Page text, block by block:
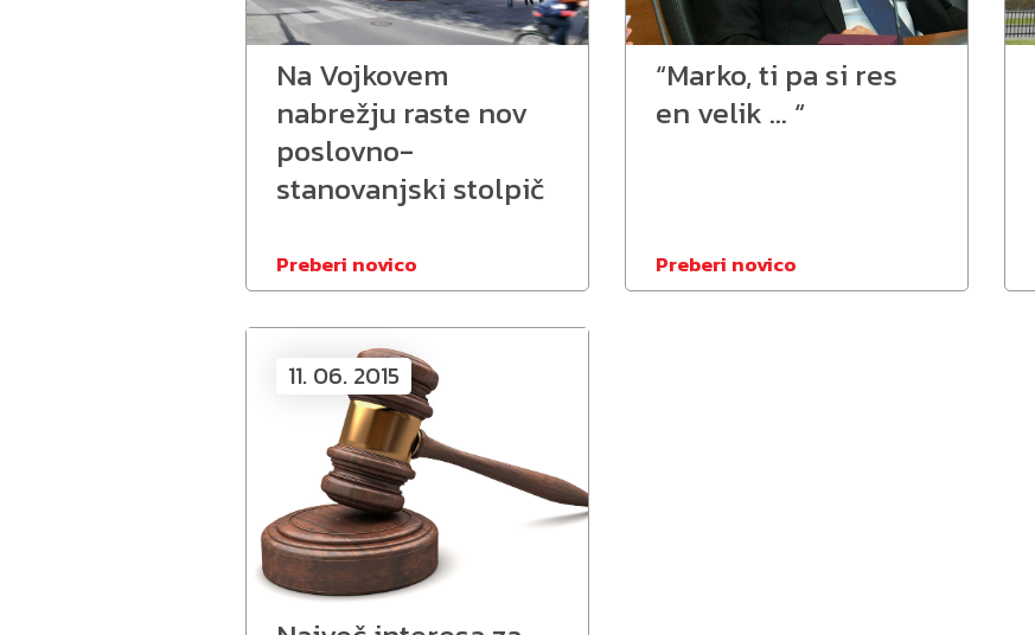
Na Vojkovem
nabrežju raste nov
poslovno-
stanovanjski stolpič
Preberi novico
“Marko, ti pa si res
en velik … “
Preberi novico
11. 06. 2015